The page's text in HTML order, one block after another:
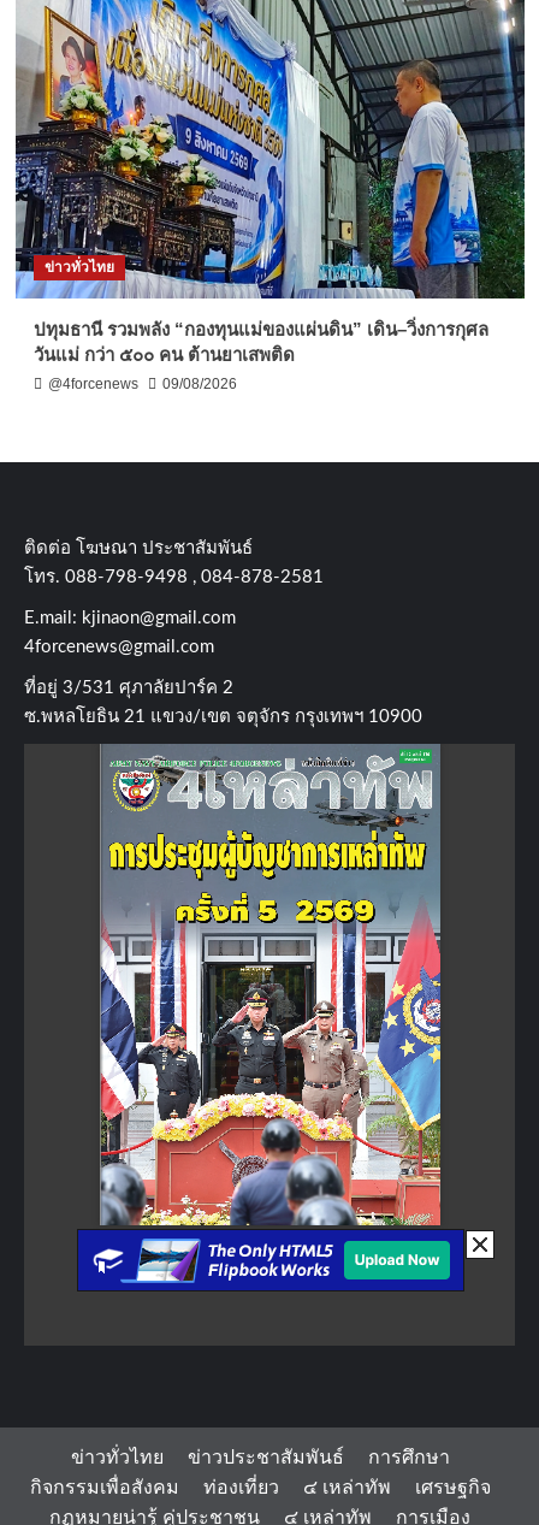
ข่าวทั่วไทย
ปทุมธานี รวมพลัง “กองทุนแม่ของแผ่นดิน” เดิน–วิ่งการกุศล
วันแม่ กว่า ๕๐๐ คน ต้านยาเสพติด
@4forcenews 09/08/2026
ติดต่อ​ โฆษณา​ ประชาสัมพันธ์
โทร​. 088-798-9498 , 084-878-2581
E.mail: kjinaon@gmail.com
4forcenews@gmail.com
ที่อยู่​ 3/531​ ศุภาลัยปาร์ค​ 2
ซ.พหลโยธิน​ 21​ แขวง/เขต​ จตุจักร​ กรุงเทพฯ 10900
ข่าวทั่วไทย ข่าวประชาสัมพันธ์
การศึกษา
กิจกรรมเพื่อสังคม
ท่องเที่ยว ๔ เหล่าทัพ
เศรษฐกิจ
กฏหมายน่ารู้ คู่ประชาชน
๔ เหล่าทัพ การเมือง